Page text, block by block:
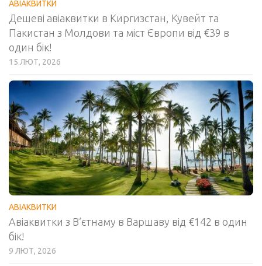
АВІАКВИТКИ
Дешеві авіаквитки в Киргизстан, Кувейт та
Пакистан з Молдови та міст Європи від €39 в
один бік!
15 ЛЮТ, 2026
АВІАКВИТКИ
Авіаквитки з В’єтнаму в Варшаву від €142 в один
бік!
9 ЛЮТ, 2026